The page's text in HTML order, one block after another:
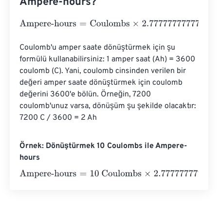
Ampere-hours=Coulombs×2.7777777777778e-4
Coulomb'u amper saate dönüştürmek için şu
formülü kullanabilirsiniz: 1 amper saat (Ah) = 3600
coulomb (C). Yani, coulomb cinsinden verilen bir
değeri amper saate dönüştürmek için coulomb
değerini 3600'e bölün. Örneğin, 7200
coulomb'unuz varsa, dönüşüm şu şekilde olacaktır:
7200 C / 3600 = 2 Ah
Örnek: Dönüştürmek 10 Coulombs ile Ampere-
hours
Ampere-hours=10 Coulombs×2.7777777777778e-4